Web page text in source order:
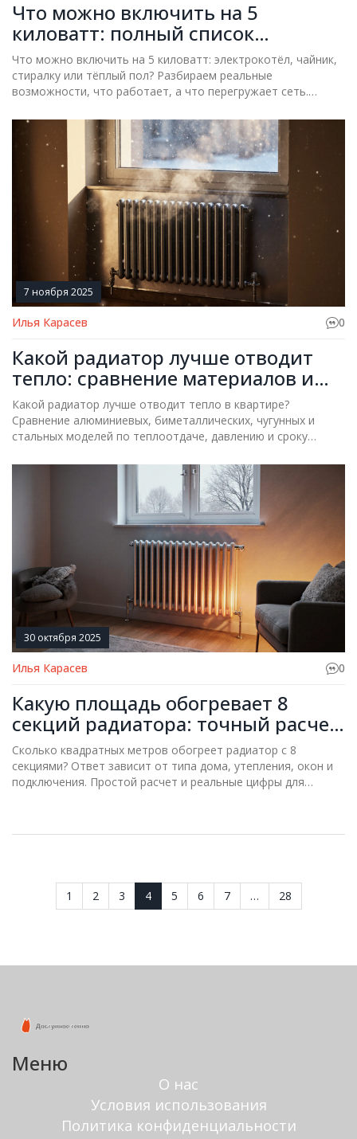
Что можно включить на 5
киловатт: полный список
оборудования для отопления и
быта
Что можно включить на 5 киловатт: электрокотёл, чайник,
стиралку или тёплый пол? Разбираем реальные
возможности, что работает, а что перегружает сеть.
7 ноября 2025
Илья Карасев 0
Какой радиатор лучше отводит
тепло: сравнение материалов и
моделей для квартиры
Какой радиатор лучше отводит тепло в квартире?
Сравнение алюминиевых, биметаллических, чугунных и
стальных моделей по теплоотдаче, давлению и сроку
30 октября 2025
Илья Карасев 0
Какую площадь обогревает 8
секций радиатора: точный расчет
для квартиры
Сколько квадратных метров обогреет радиатор с 8
секциями? Ответ зависит от типа дома, утепления, окон и
подключения. Простой расчет и реальные цифры для
1 2 3 4 5 6 7 … 28
Меню
О нас
Условия использования
Политика конфиденциальности